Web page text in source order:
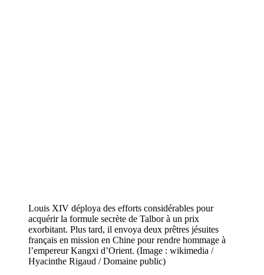
Louis XIV déploya des efforts considérables pour
acquérir la formule secrète de Talbor à un prix
exorbitant. Plus tard, il envoya deux prêtres jésuites
français en mission en Chine pour rendre hommage à
l’empereur Kangxi d’Orient. (Image : wikimedia /
Hyacinthe Rigaud / Domaine public)